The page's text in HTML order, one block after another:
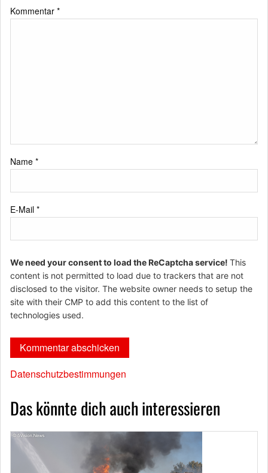
Kommentar *
Name *
E-Mail *
We need your consent to load the ReCaptcha service! This
content is not permitted to load due to trackers that are not
disclosed to the visitor. The website owner needs to setup the
site with their CMP to add this content to the list of
technologies used.
Datenschutzbestimmungen
Das könnte dich auch interessieren